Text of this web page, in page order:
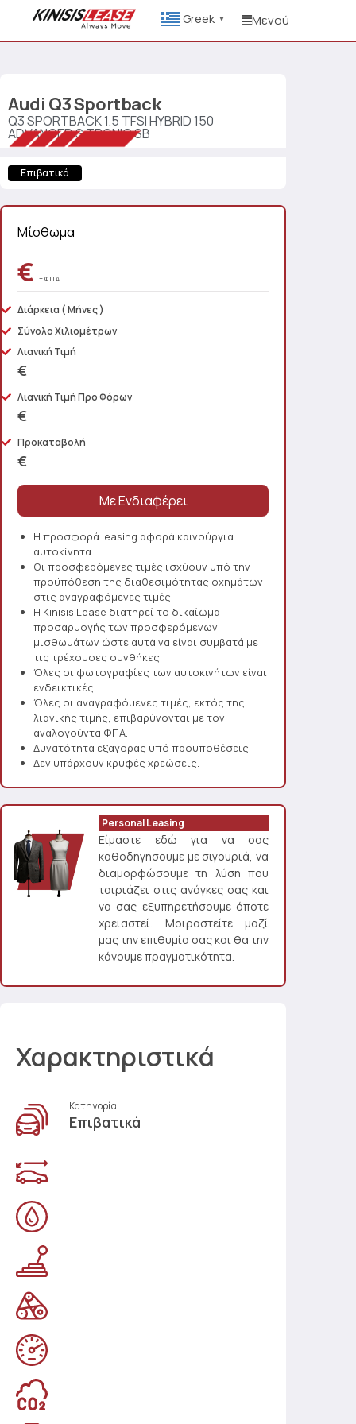
Greek ▼ Μενού
Audi Q3 Sportback
Q3 SPORTBACK 1.5 TFSI HYBRID 150
ADVANCED S TRONIC SB
Επιβατικά
Μίσθωμα
€ + Φ.Π.Α.
Διάρκεια ( Μήνες )
Σύνολο Χιλιομέτρων
Λιανική Τιμή
€
Λιανική Τιμή Προ Φόρων
€
Προκαταβολή
€
Η προσφορά leasing αφορά καινούργια
αυτοκίνητα.
Οι προσφερόμενες τιμές ισχύουν υπό την
προϋπόθεση της διαθεσιμότητας οχημάτων
στις αναγραφόμενες τιμές
Η Kinisis Lease διατηρεί το δικαίωμα
προσαρμογής των προσφερόμενων
μισθωμάτων ώστε αυτά να είναι συμβατά με
τις τρέχουσες συνθήκες.
Όλες οι φωτογραφίες των αυτοκινήτων είναι
ενδεικτικές.
Όλες οι αναγραφόμενες τιμές, εκτός της
λιανικής τιμής, επιβαρύνονται με τον
αναλογούντα ΦΠΑ.
Δυνατότητα εξαγοράς υπό προϋποθέσεις
Δεν υπάρχουν κρυφές χρεώσεις.
Personal Leasing
Είμαστε εδώ για να σας
καθοδηγήσουμε με σιγουριά, να
διαμορφώσουμε τη λύση που
ταιριάζει στις ανάγκες σας και
να σας εξυπηρετήσουμε όποτε
χρειαστεί. Μοιραστείτε μαζί
μας την επιθυμία σας και θα την
κάνουμε πραγματικότητα.
Χαρακτηριστικά
Κατηγορία
Επιβατικά